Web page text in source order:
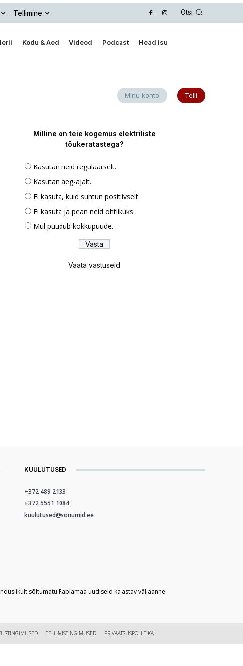
Tellimine Otsi
Kodu & Aed Videod Podcast Head isu
Minu konto Telli
Milline on teie kogemus elektriliste
tõukeratastega?
Kasutan neid regulaarselt.
Kasutan aeg-ajalt.
Ei kasuta, kuid suhtun positiivselt.
Ei kasuta ja pean neid ohtlikuks.
Mul puudub kokkupuude.
Vaata vastuseid
KUULUTUSED
+372 489 2133
+372 5551 1084
kuulutused@sonumid.ee
sõltumatu Raplamaa uudiseid kajastav väljaanne.
TELLIMISTINGIMUSED PRIVAATSUSPOLIITIKA